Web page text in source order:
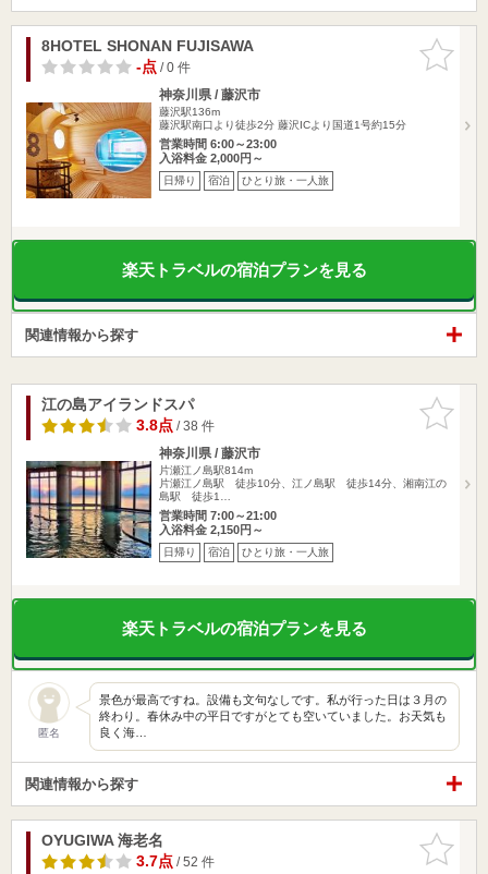
お気に入
りに追加
8HOTEL SHONAN FUJISAWA
-点/ 0 件
神奈川県 / 藤沢市
藤沢駅136m
藤沢駅南口より徒歩2分 藤沢ICより国道1号約15分
営業時間 6:00～23:00
入浴料金 2,000円～
日帰り 宿泊 ひとり旅・一人旅
楽天トラベルの宿泊プランを見る
関連情報から探す
お気に入
りに追加
江の島アイランドスパ
3.8点/ 38 件
神奈川県 / 藤沢市
片瀬江ノ島駅814m
片瀬江ノ島駅 徒歩10分、江ノ島駅 徒歩14分、湘南江の
島駅 徒歩1…
営業時間 7:00～21:00
入浴料金 2,150円～
日帰り 宿泊 ひとり旅・一人旅
楽天トラベルの宿泊プランを見る
匿名
景色が最高ですね。設備も文句なしです。私が行った日は３月の
終わり。春休み中の平日ですがとても空いていました。お天気も
良く海…
関連情報から探す
お気に入
りに追加
OYUGIWA 海老名
3.7点/ 52 件